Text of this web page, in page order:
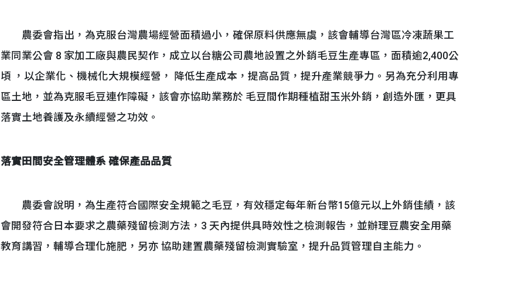
農委會指出，為克服台灣農場經營面積過小，確保原料供應無虞，該會輔導台灣區冷凍蔬果工
業同業公會 8 家加工廠與農民契作，成立以台糖公司農地設置之外銷毛豆生產專區，面積逾2,400公
頃 ，以企業化、機械化大規模經營， 降低生產成本，提高品質，提升產業競爭力。另為充分利用專
區土地，並為克服毛豆連作障礙，該會亦協助業務於 毛豆間作期種植甜玉米外銷，創造外匯，更具
落實土地養護及永續經營之功效。
落實田間安全管理體系 確保產品品質
農委會說明，為生產符合國際安全規範之毛豆，有效穩定每年新台幣15億元以上外銷佳績，該
會開發符合日本要求之農藥殘留檢測方法，3 天內提供具時效性之檢測報告，並辦理豆農安全用藥
教育講習，輔導合理化施肥，另亦 協助建置農藥殘留檢測實驗室，提升品質管理自主能力。